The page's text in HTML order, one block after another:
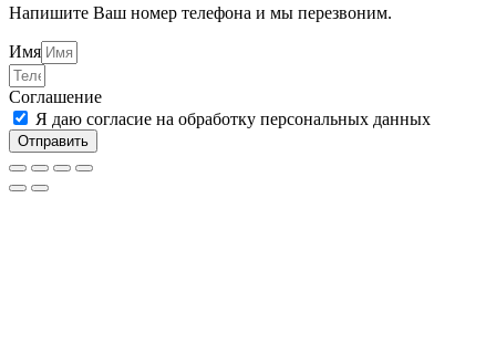
Напишите Ваш номер телефона и мы перезвоним.
Имя
Соглашение
Я даю согласие на обработку персональных данных
Отправить